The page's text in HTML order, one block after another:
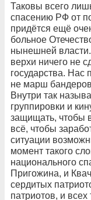
Таковы всего
спасению РФ от
придётся ещё
больное
нынешней
верхи ничего не
государства.
не марш
Внутри так
группировки и
защищать, чтобы
всё, чтобы
ситуации
момент такого
национального
Пригожина, и
сердитых
патриотов, и